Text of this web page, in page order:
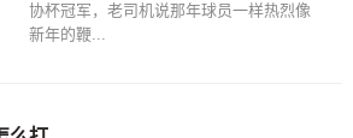
协杯冠军，老司机说那年球员一样热烈像
新年的鞭...